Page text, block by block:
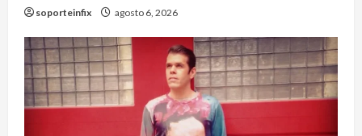
soporteinfix agosto 6, 2026